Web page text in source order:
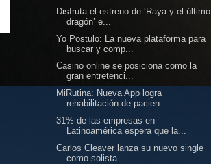
Disfruta el estreno de ‘Raya y el último
dragón’ e...
Yo Postulo: La nueva plataforma para
buscar y comp...
Casino online se posiciona como la
gran entretenci...
MiRutina: Nueva App logra
rehabilitación de pacien...
31% de las empresas en
Latinoamérica espera que la...
Carlos Cleaver lanza su nuevo single
como solista ...